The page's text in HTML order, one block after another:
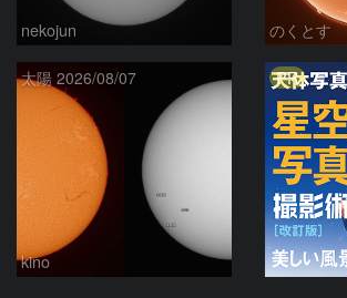
nekojun のくとす
太陽 2026/08/07
kino
PR